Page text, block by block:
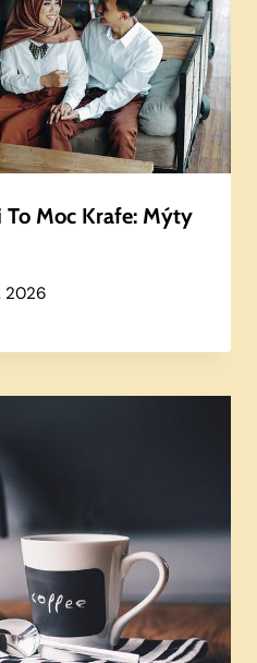
To Moc Krafe: Mýty
2026